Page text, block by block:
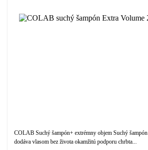
COLAB Suchý šampón+ extrémny objem Suchý
dodáva vlasom bez života okamžitú podporu chrbta...